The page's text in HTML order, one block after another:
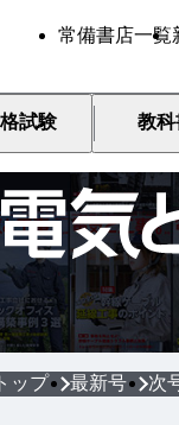
常備書店一覧
試験 教科
現場技術者の
トップ 最新号 次